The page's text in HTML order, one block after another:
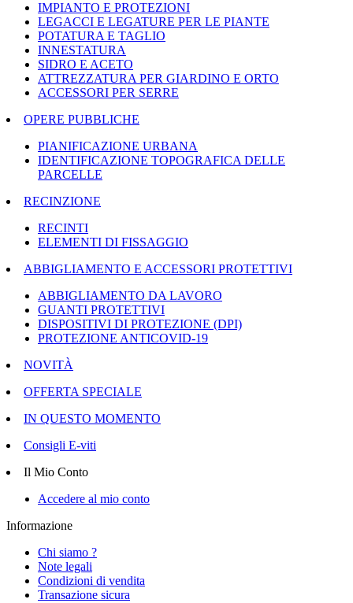
IMPIANTO E PROTEZIONI
LEGACCI E LEGATURE PER LE PIANTE
POTATURA E TAGLIO
INNESTATURA
SIDRO E ACETO
ATTREZZATURA PER GIARDINO E ORTO
ACCESSORI PER SERRE
OPERE PUBBLICHE
PIANIFICAZIONE URBANA
IDENTIFICAZIONE TOPOGRAFICA DELLE
PARCELLE
RECINZIONE
RECINTI
ELEMENTI DI FISSAGGIO
ABBIGLIAMENTO E ACCESSORI PROTETTIVI
ABBIGLIAMENTO DA LAVORO
GUANTI PROTETTIVI
DISPOSITIVI DI PROTEZIONE (DPI)
PROTEZIONE ANTICOVID-19
NOVITÀ
OFFERTA SPECIALE
IN QUESTO MOMENTO
Consigli E-viti
Il Mio Conto
Accedere al mio conto
Informazione
Chi siamo ?
Note legali
Condizioni di vendita
Transazione sicura